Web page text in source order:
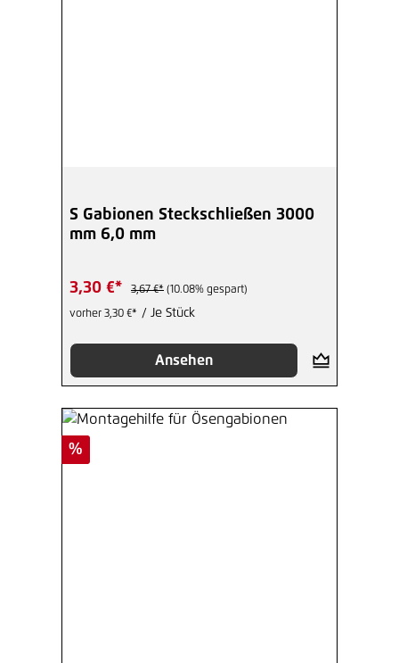
S Gabionen Steckschließen 3000
mm 6,0 mm
3,30 €* 3,67 €* (10.08% gespart)
vorher 3,30 €* / Je Stück
Ansehen
Rabatt
%